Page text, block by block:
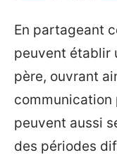
En partageant
peuvent établir
père, ouvrant
communication
peuvent aussi
des périodes